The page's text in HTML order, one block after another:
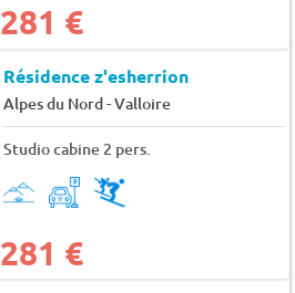
281 €
Résidence z'esherrion
Alpes du Nord-Valloire
Studio cabine 2 pers.
281 €